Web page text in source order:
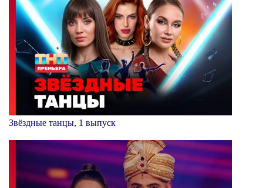
Звёздные танцы, 1 выпуск